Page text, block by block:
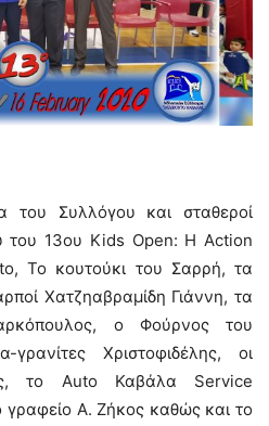
του Συλλόγου και σταθεροί
του 13ου Kids Open: Η Action
Το κουτούκι του Σαρρή, τα
Χατζηαβραμίδη Γιάννη, τα
ο Φούρνος του
Χριστοφιδέλης, οι
το Αuto Καβάλα Service
γραφείο Α. Ζήκος καθώς και το